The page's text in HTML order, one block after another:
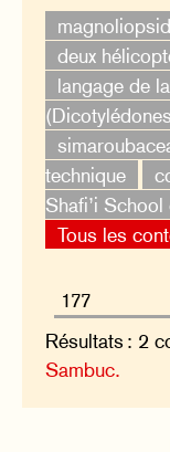
deux
langage de
technique
Shafi’i
Tous les
Résultats : 2
Sambuc.